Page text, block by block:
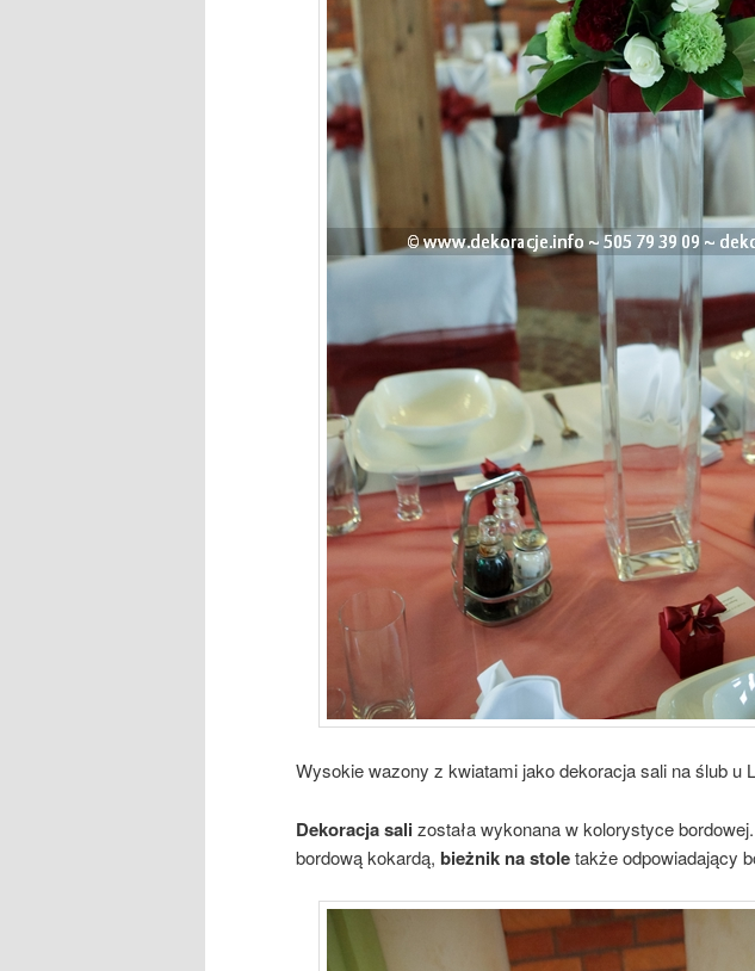
Wysokie wazony z kwiatami jako dekoracja sali na ślub u
Dekoracja salizostała wykonana w kolorystyce bordowej.
bordową kokardą, bieżnik na stoletakże odpowiadający